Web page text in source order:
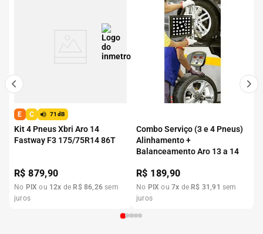
E C 71dB
Kit 4 Pneus Xbri Aro 14
Fastway F3 175/75R14 86T
R$879,90
No PIX ou 12x de R$ 86,26 sem
juros
Combo Serviço (3 e 4 Pneus)
Alinhamento +
Balanceamento Aro 13 a 14
R$ 189,90
No PIX ou7x de R$ 31 ,91 sem
juros